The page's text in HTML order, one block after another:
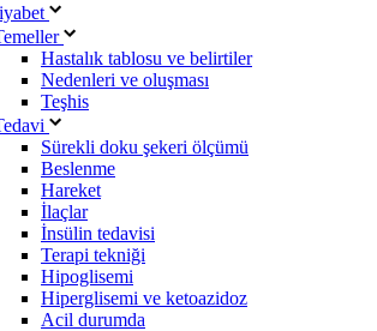
Hastalık tablosu ve belirtiler
Nedenleri ve oluşması
Teşhis
Sürekli doku şekeri ölçümü
Beslenme
Hareket
İlaçlar
İnsülin tedavisi
Terapi tekniği
Hipoglisemi
Hiperglisemi ve ketoazidoz
Acil durumda